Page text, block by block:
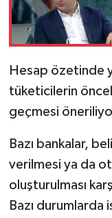
Hesap özetinde
tüketicilerin
geçmesi
Bazı bankalar,
verilmesi ya da
oluşturulması
Bazı durumlarda